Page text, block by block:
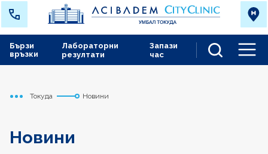
Лабораторни
резултати
Запази
час
Бързи
връзки
Начало
Токуда Новини
Новини